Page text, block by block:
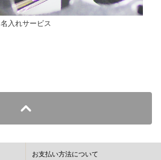
名入れサービス
お支払い方法について